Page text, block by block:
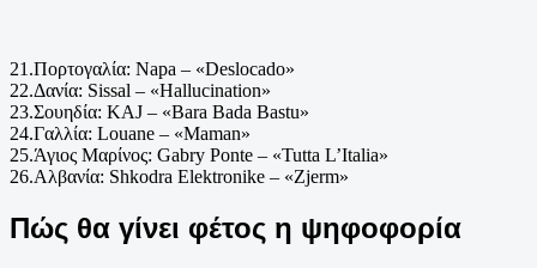
21.Πορτογαλία: Napa – «Deslocado»
22.Δανία: Sissal – «Hallucination»
23.Σουηδία: KAJ – «Bara Bada Bastu»
24.Γαλλία: Louane – «Maman»
25.Άγιος Μαρίνος: Gabry Ponte – «Tutta L’Italia»
26.Αλβανία: Shkodra Elektronike – «Zjerm»
Πώς θα γίνει φέτος η ψηφοφορία